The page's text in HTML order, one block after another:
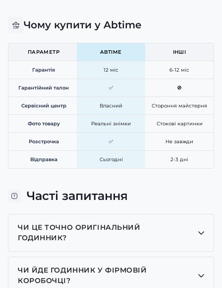
Чому купити у Abtime
ПАРАМЕТР ABTIME ІНШІ
Гарантія 12 міс 6-12 міс
Гарантійний талон ✅ 🚫
Сервісний центр Власний Стороння майстерня
Фото товару Реальні знімки Стокові картинки
Розстрочка ✅ Не завжди
Відправка Сьогодні 2-3 дні
Часті запитання
ЧИ ЦЕ ТОЧНО ОРИГІНАЛЬНИЙ
ГОДИННИК?
Так, усі годинники у нас лише оригінальні, ми є
представником багатьох брендів.
ЧИ ЙДЕ ГОДИННИК У ФІРМОВІЙ
КОРОБОЧЦІ?